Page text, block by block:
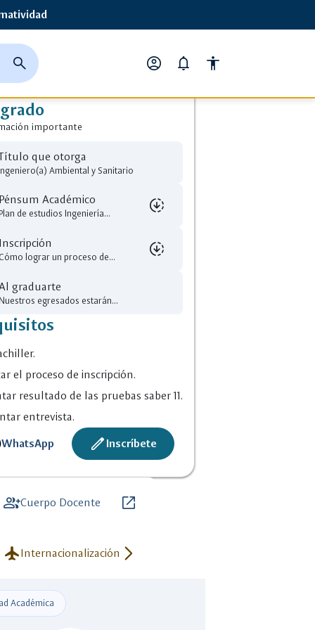
search
página
busqueda
close
cerrar
account_circle notifications accessibility
Importante
importante
Ambiental y Sanitario
que otorga
de estudios Ingeniería...
Pénsum Académico downloading
un
para descarga close
Cómo lograr un proceso de...
Inscripción downloading
un
para descarga
Nuestros egresados estarán...
graduarte
el proceso de inscripción.
resultado de las pruebas saber 11.
entrevista.
WhatsApp
create Inscríbete
group_addCuerpo Docente open_in_new
flightInternacionalización arrow_forward_ios
Académica